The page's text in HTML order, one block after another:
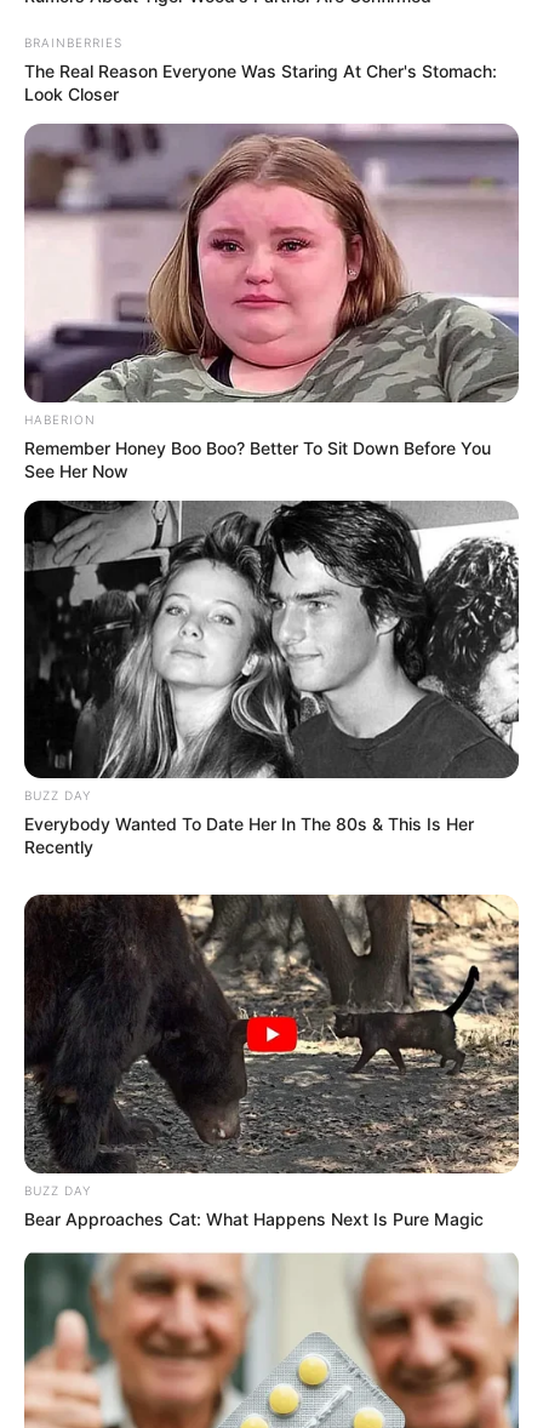
BRAINBERRIES
The Real Reason Everyone Was Staring At Cher's Stomach:
Look Closer
HABERION
Remember Honey Boo Boo? Better To Sit Down Before You
See Her Now
BUZZ DAY
Everybody Wanted To Date Her In The 80s & This Is Her
Recently
BUZZ DAY
Bear Approaches Cat: What Happens Next Is Pure Magic